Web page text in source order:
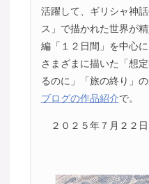
活躍して、ギリシャ神
ス」で描かれた世界が
編「１２日間」を中心
さまざまに描いた「想
るのに」「旅の終り」の
ブログの作品紹介で。
２０２５年７月２２日